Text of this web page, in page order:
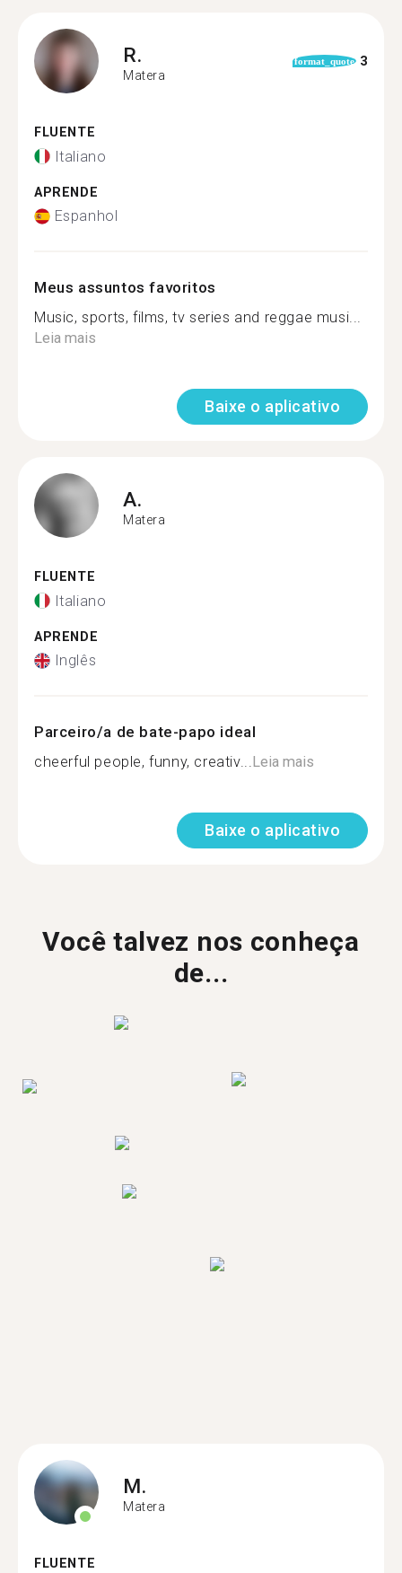
R.
Matera
format_quote 3
FLUENTE
Italiano
APRENDE
Espanhol
Meus assuntos favoritos
Music, sports, films, tv series and reggae musi...
Leia mais
Baixe o aplicativo
A.
Matera
FLUENTE
Italiano
APRENDE
Inglês
Parceiro/a de bate-papo ideal
cheerful people, funny, creativ...Leia mais
Baixe o aplicativo
Você talvez nos conheça
de...
M.
Matera
FLUENTE